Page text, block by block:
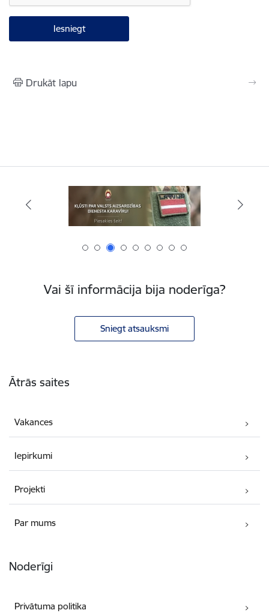
Drukāt lapu
Vai šī informācija bija noderīga?
Sniegt atsauksmi
Ātrās saites
Vakances
Iepirkumi
Projekti
Par mums
Noderīgi
Privātuma politika